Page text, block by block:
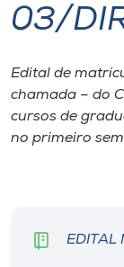
I.nova
Diplomados
Cultura
Biblioteca
03/
Edital de
chamada – do
cursos de
no primeiro
EDITAL